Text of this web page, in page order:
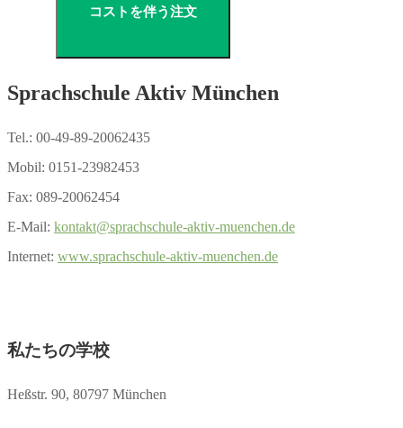
Sprachschule Aktiv München
Tel.: 00-49-89-20062435
Mobil: 0151-23982453
Fax: 089-20062454
E-Mail: kontakt@sprachschule-aktiv-muenchen.de
Internet: www.sprachschule-aktiv-muenchen.de
私たちの学校
Heßstr. 90, 80797 München